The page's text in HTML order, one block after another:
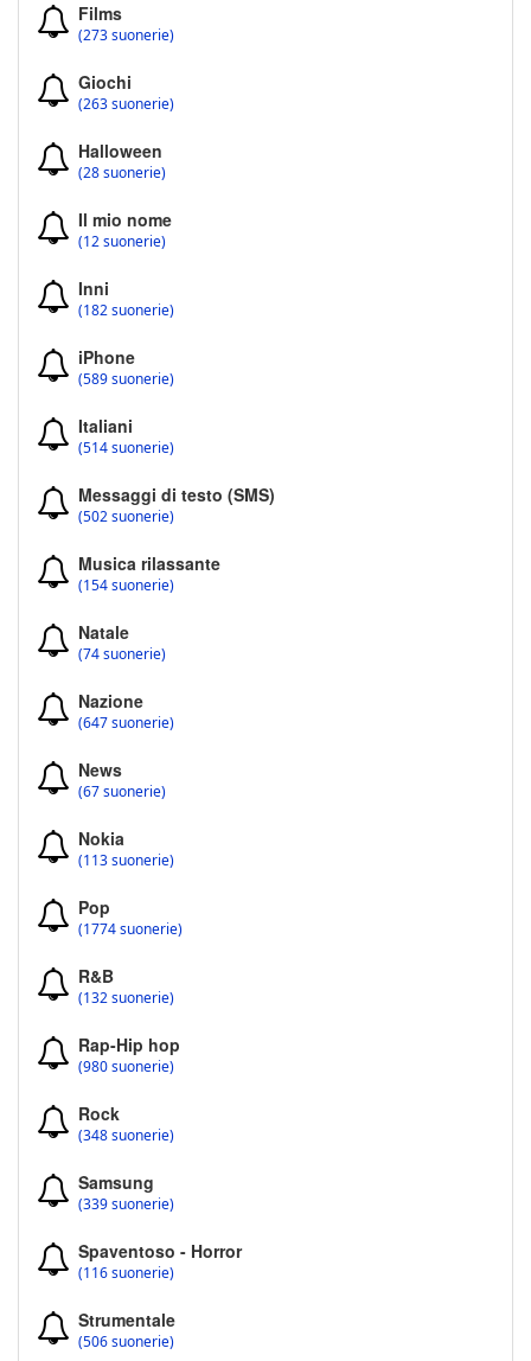
Films
(273 suonerie)
Giochi
(263 suonerie)
Halloween
(28 suonerie)
Il mio nome
(12 suonerie)
Inni
(182 suonerie)
iPhone
(589 suonerie)
Italiani
(514 suonerie)
Messaggi di testo (SMS)
(502 suonerie)
Musica rilassante
(154 suonerie)
Natale
(74 suonerie)
Nazione
(647 suonerie)
News
(67 suonerie)
Nokia
(113 suonerie)
Pop
(1774 suonerie)
R&B
(132 suonerie)
Rap-Hip hop
(980 suonerie)
Rock
(348 suonerie)
Samsung
(339 suonerie)
Spaventoso - Horror
(116 suonerie)
Strumentale
(506 suonerie)